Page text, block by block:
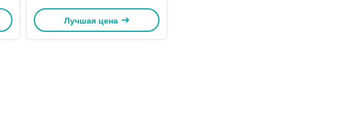
код, Bluetooth, IC-карта, CPU-
карта, NFC, сенсорный пароль
Лучшая цена